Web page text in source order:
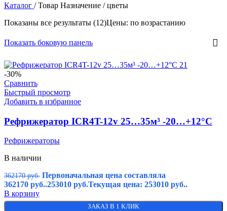
Каталог / Товар Назначение / цветы
Показаны все результаты (12)Цены: по возрастанию
Показать боковую панель
-30%
Сравнить
Быстрый просмотр
Добавить в избранное
Рефрижератор ICR4T-12v 25…35м³ -20…+12°C
Рефрижераторы
В наличии
362170руб. Первоначальная цена составляла
362170 руб..253010 руб.Текущая цена: 253010 руб..
В корзину
ЗАКАЗ В 1 КЛИК